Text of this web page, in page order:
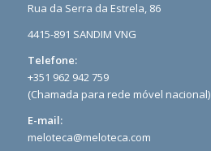
Rua da Serra da Estrela, 86
4415-891 SANDIM VNG
Telefone:
+351 962 942 759
(Chamada para rede móvel nacional)
E-mail:
meloteca@meloteca.com